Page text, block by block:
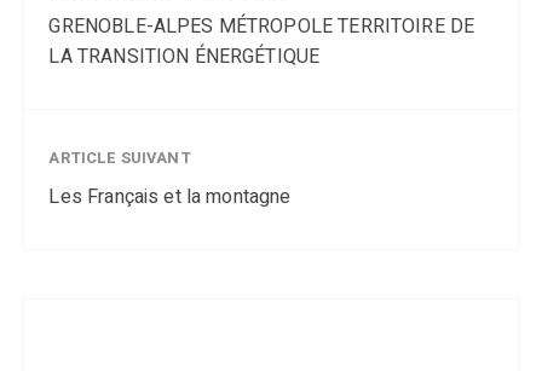
GRENOBLE-ALPES MÉTROPOLE TERRITOIRE DE
LA TRANSITION ÉNERGÉTIQUE
ARTICLE SUIVANT
Les Français et la montagne